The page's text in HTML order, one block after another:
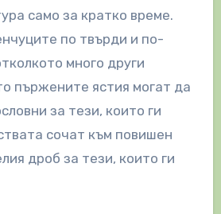
само за кратко време.
по твърди и по-
много други
пържените ястия могат да
за тези, които ги
сочат към повишен
дроб за тези, които ги